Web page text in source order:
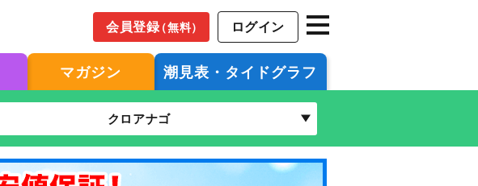
会員登録（無料） ログイン
マガジン 潮見表・タイドグラフ
クロアナゴ